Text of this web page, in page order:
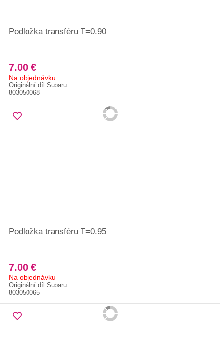
Podložka transféru T=0.90
7.00 €
Na objednávku
Originální díl Subaru
803050068
Podložka transféru T=0.95
7.00 €
Na objednávku
Originální díl Subaru
803050065